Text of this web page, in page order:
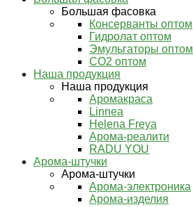
Большая фасовка
Консерванты оптом
Гидролат оптом
Эмульгаторы оптом
СО2 оптом
Наша продукция
Наша продукция
Аромакраса
Linnea
Helena Freya
Арома-реалити
RADU YOU
Арома-штучки
Арома-штучки
Арома-электроника
Арома-изделия